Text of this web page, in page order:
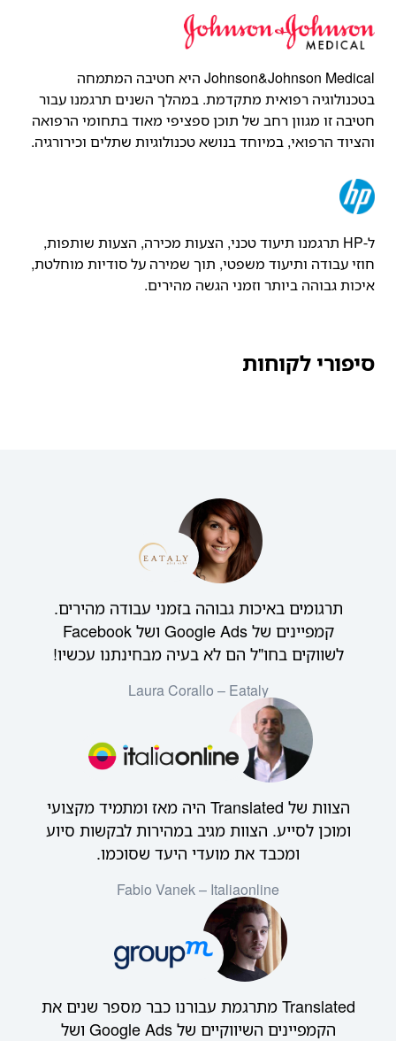
סיפורי לקוחות
Johnson&Johnson Medical היא חטיבה המתמחה
בטכנולוגיה רפואית מתקדמת. במהלך השנים תרגמנו עבור
חטיבה זו מגוון רחב של תוכן ספציפי מאוד בתחומי הרפואה
והציוד הרפואי, במיוחד בנושא טכנולוגיות שתלים וכירורגיה.
ל-HP תרגמנו תיעוד טכני, הצעות מכירה, הצעות שותפות,
חוזי עבודה ותיעוד משפטי, תוך שמירה על סודיות מוחלטת,
איכות גבוהה ביותר וזמני הגשה מהירים.
תרגומים באיכות גבוהה בזמני עבודה מהירים.
קמפיינים של Google Ads ושל Facebook
לשווקים בחו"ל הם לא בעיה מבחינתנו עכשיו!
Laura Corallo – Eataly
הצוות של Translated היה מאז ומתמיד מקצועי
ומוכן לסייע. הצוות מגיב במהירות לבקשות סיוע
ומכבד את מועדי היעד שסוכמו.
Fabio Vanek – Italiaonline
Translated מתרגמת עבורנו כבר מספר שנים את
הקמפיינים השיווקיים של Google Ads ושל